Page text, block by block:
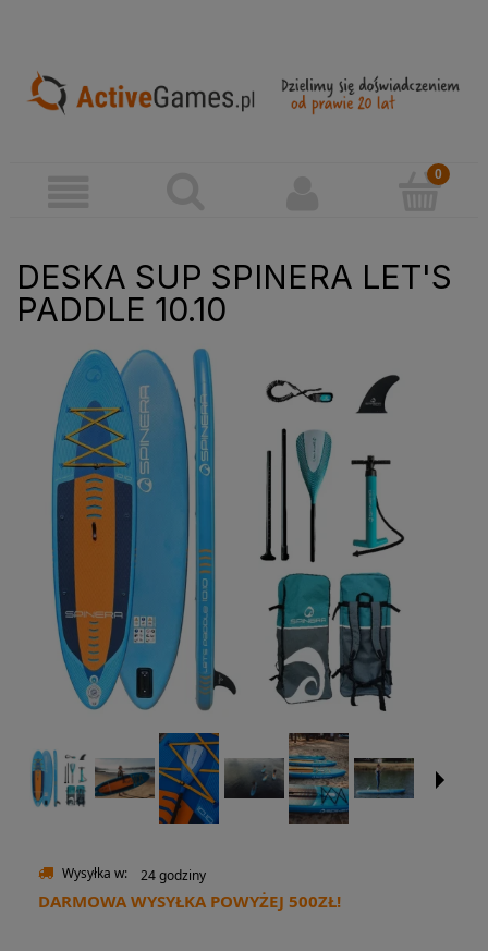
DESKA SUP SPINERA LET'S
PADDLE 10.10
Wysyłka w: 24 godziny
DARMOWA WYSYŁKA POWYŻEJ 500ZŁ!